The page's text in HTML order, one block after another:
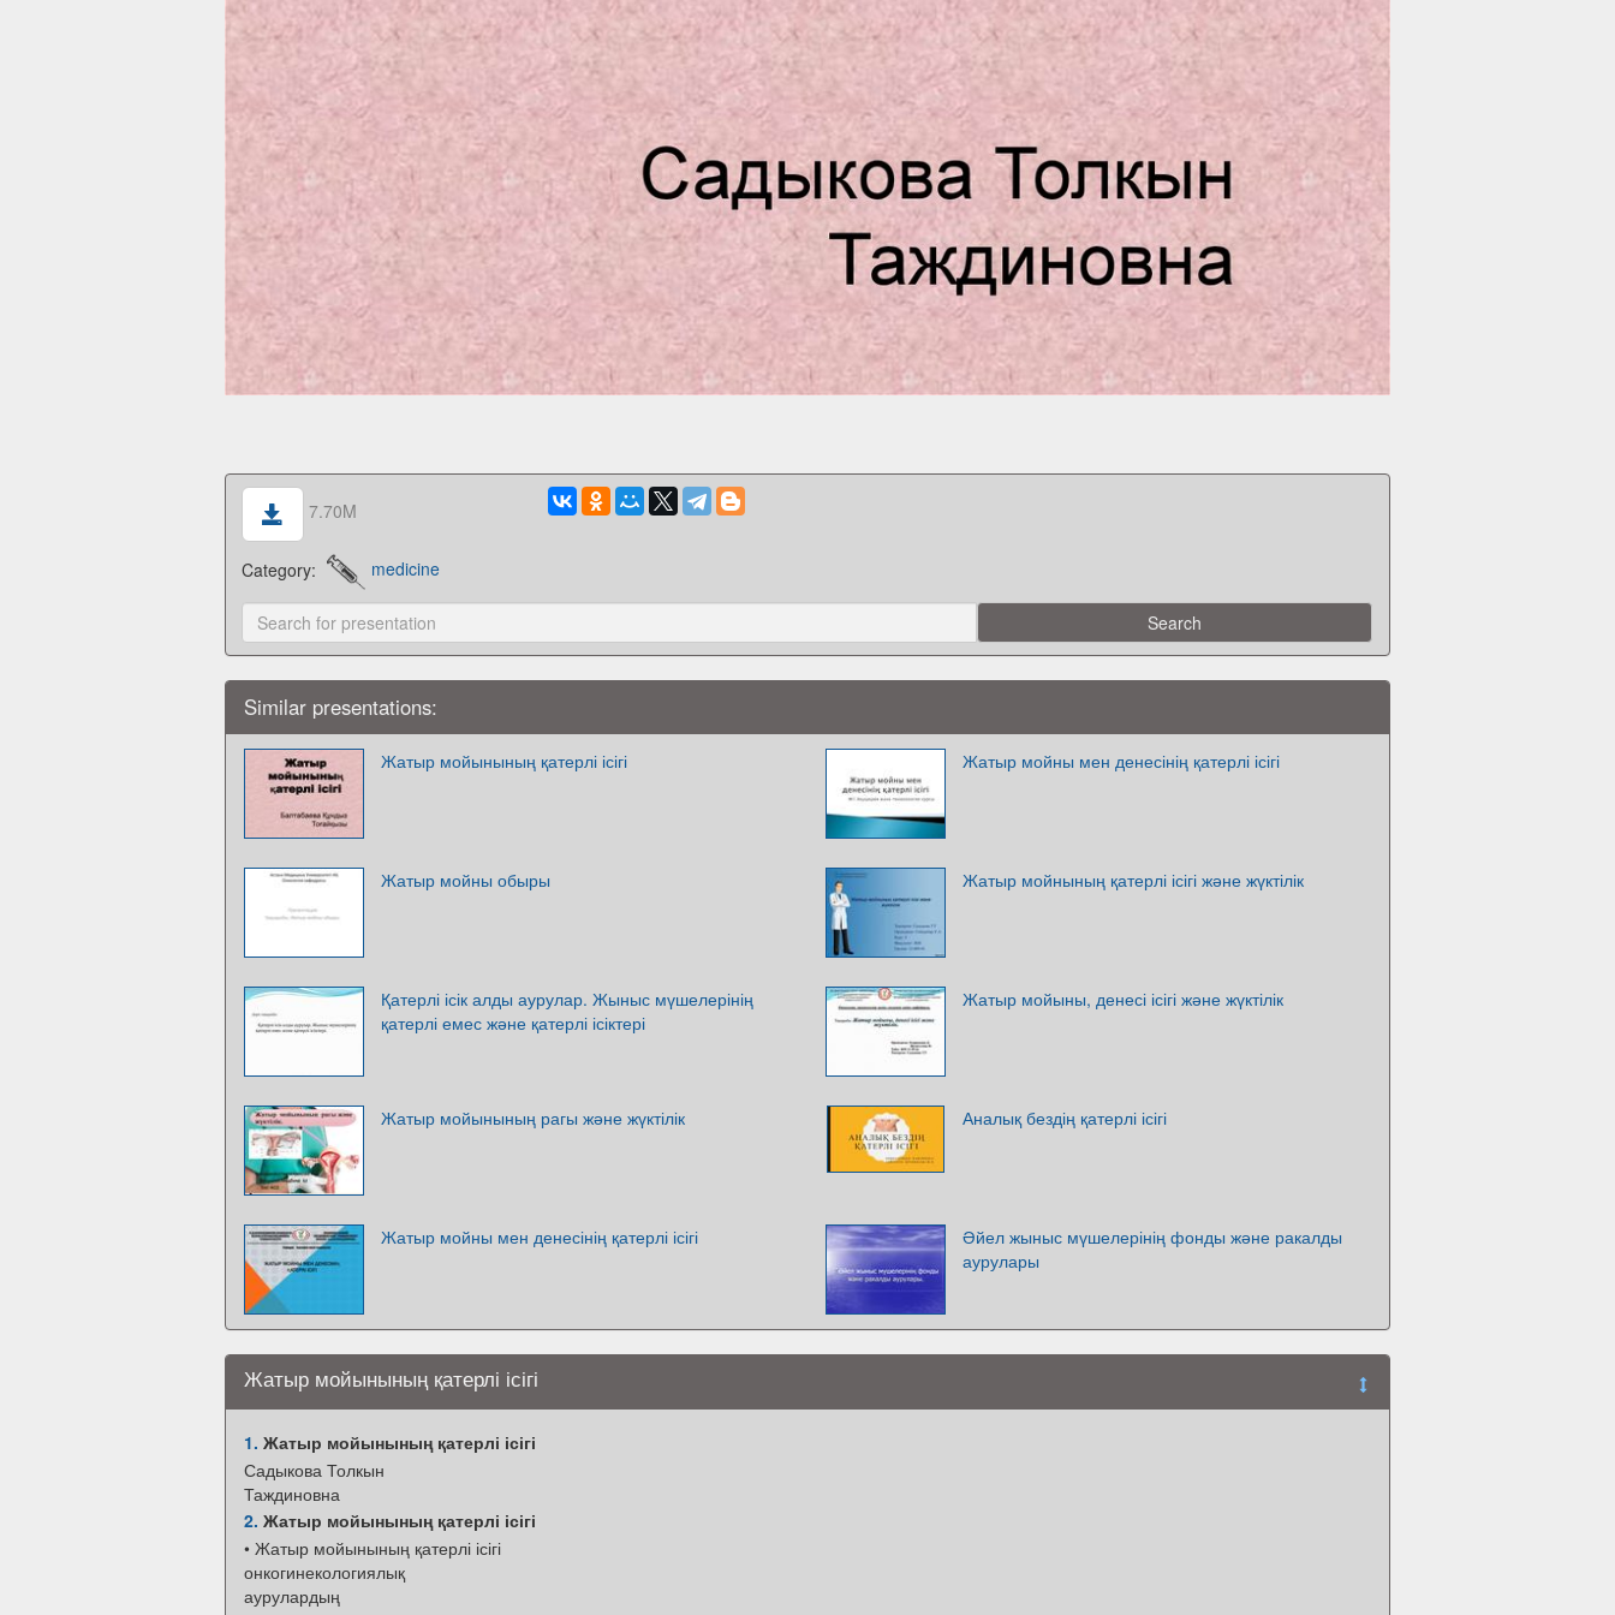
7.70M
Category: medicine
Similar presentations:
Жатыр мойынының қатерлі ісігі Жатыр мойны мен денесінің қатерлі ісігі
Жатыр мойны обыры Жатыр мойнының қатерлі ісігі және жүктілік
Қатерлі ісік алды аурулар. Жыныс мүшелерінің
қатерлі емес және қатерлі ісіктері
Жатыр мойыны, денесі ісігі және жүктілік
Жатыр мойынының рагы және жүктілік Аналық бездің қатерлі ісігі
Жатыр мойны мен денесінің қатерлі ісігі
Әйел жыныс мүшелерінің фонды және ракалды
аурулары
Жатыр мойынының қатерлі ісігі
1. Жатыр мойынының қатерлі ісігі
Садыкова Толкын
Таждиновна
2. Жатыр мойынының қатерлі ісігі
• Жатыр мойынының қатерлі ісігі
онкогинекологиялық
аурулардың